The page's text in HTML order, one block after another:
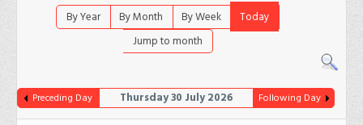
By Year By Month By Week
Today
Jump to month
Preceding Day Thursday 30 July 2026 Following Day